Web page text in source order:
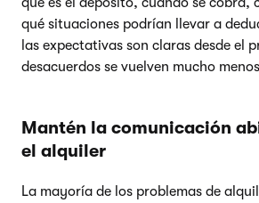
qué situaciones podrían llevar a
las expectativas son claras desde el
desacuerdos se vuelven mucho
Mantén la comunicación
el alquiler
La mayoría de los problemas de